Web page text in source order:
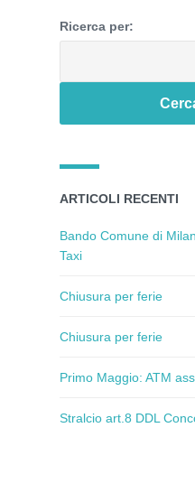
Ricerca per:
ARTICOLI RECENTI
Bando Comune di
Taxi
Chiusura per ferie
Chiusura per ferie
Primo Maggio: ATM
Stralcio art.8 DDL